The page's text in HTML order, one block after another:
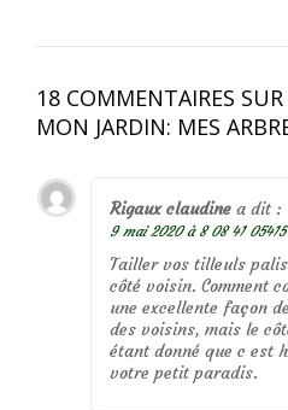
18 COMMENTAIRES SUR
MON JARDIN: MES
Rigaux claudine a dit :
9 mai 2020 à 8 08 41 05415
Tailler vos tilleuls
côté voisin. Comment
une excellente façon
des voisins, mais le
étant donné que c est
votre petit paradis.